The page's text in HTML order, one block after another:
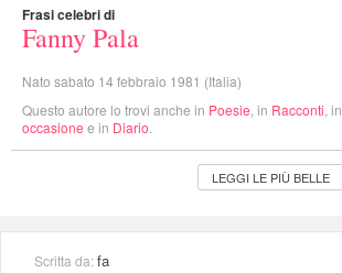
Frasi celebri di
Fanny Pala
Nato sabato 14 febbraio 1981 (Italia)
Questo autore lo trovi anche in Poesie , in Racconti , in
occasione e in Diario
LEGGI LE PIÙ BELLE
Scritta da:fa